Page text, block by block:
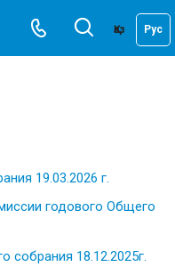
Қаз Рус
19.03.2026 г.
годового Общего
18.12.2025г.